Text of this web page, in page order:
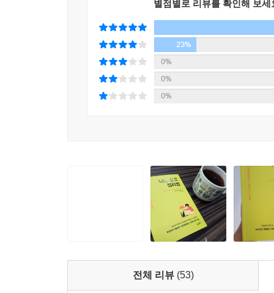
내 마음이 어떻게 움직이는지 확인하고
스스로를 좀먹는 생각의 습관에 대처하는 법
내 마음속의 우울함, 질투심, 외로움이나 자기혐
불러일으키는 기본적인 심리 기제에 대해 알기
기제를 이해하면 평소에 자신의 마음이 어떻게 움
이 책의 뒷부분은 스스로를 돌이켜보고 기록할
마음으로 신경 쓰이는 상황이나 사건을 생각하
별점별로 리뷰를 확인해 보세
23%
0%
0%
0%
전체 리뷰 (53)